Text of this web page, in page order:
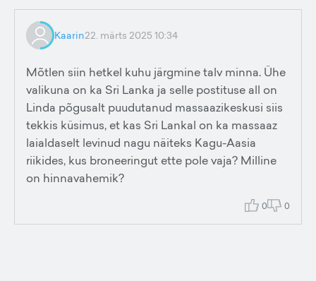
Kaarin22. märts 2025 10:34
Mõtlen siin hetkel kuhu järgmine talv minna. Ühe
valikuna on ka Sri Lanka ja selle postituse all on
Linda põgusalt puudutanud massaazikeskusi siis
tekkis küsimus, et kas Sri Lankal on ka massaaz
laialdaselt levinud nagu näiteks Kagu-Aasia
riikides, kus broneeringut ette pole vaja? Milline
on hinnavahemik?
0 0